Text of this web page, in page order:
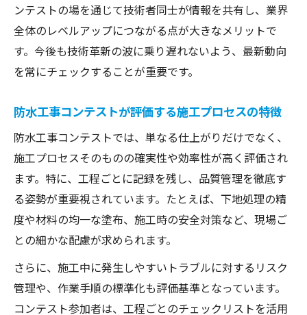
ンテストの場を通じて技術者同士が情報を共有し、業界
全体のレベルアップにつながる点が大きなメリットで
す。今後も技術革新の波に乗り遅れないよう、最新動向
を常にチェックすることが重要です。
防水工事コンテストが評価する施工プロセスの特徴
防水工事コンテストでは、単なる仕上がりだけでなく、
施工プロセスそのものの確実性や効率性が高く評価され
ます。特に、工程ごとに記録を残し、品質管理を徹底す
る姿勢が重要視されています。たとえば、下地処理の精
度や材料の均一な塗布、施工時の安全対策など、現場ご
との細かな配慮が求められます。
さらに、施工中に発生しやすいトラブルに対するリスク
管理や、作業手順の標準化も評価基準となっています。
コンテスト参加者は、工程ごとのチェックリストを活用